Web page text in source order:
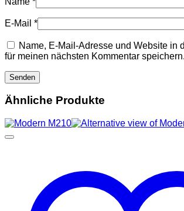
E-Mail *
Name, E-Mail-Adresse und Website in
für meinen nächsten Kommentar speichern.
Ähnliche Produkte